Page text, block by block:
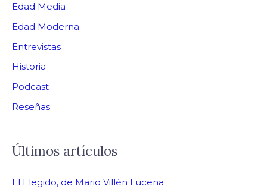
Edad Media
Edad Moderna
Entrevistas
Historia
Podcast
Reseñas
Últimos artículos
El Elegido, de Mario Villén Lucena